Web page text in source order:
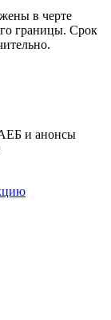
в черте
границы. Срок
АЕБ и анонсы